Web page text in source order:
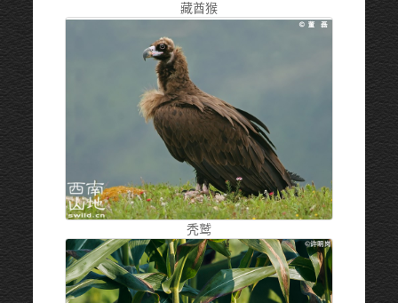
藏酋猴
秃鹫